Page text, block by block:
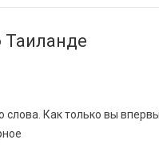
Таиланде
Как только вы